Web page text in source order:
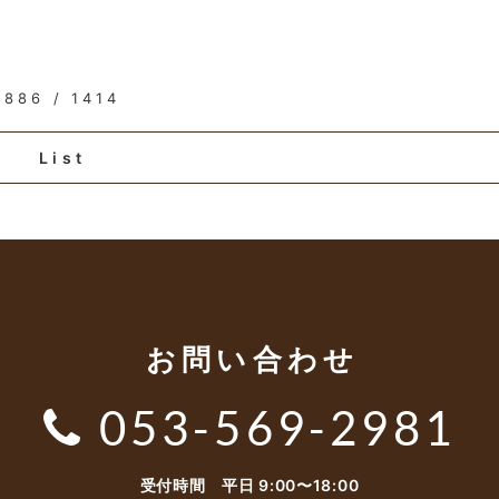
886 / 1414
List
お問い合わせ
053-569-2981
受付時間 平日 9:00〜18:00